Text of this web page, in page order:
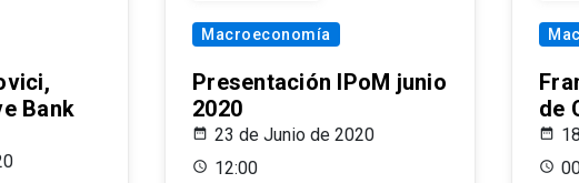
Bank
Macroeconomía
Presentación IPoM junio
2020
23 de Junio de 2020
12:00
de